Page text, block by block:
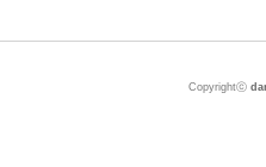
Copyrightⓒ